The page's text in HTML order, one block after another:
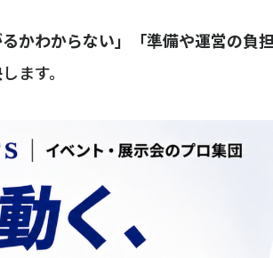
るかわからない」「準備や運営の
します。